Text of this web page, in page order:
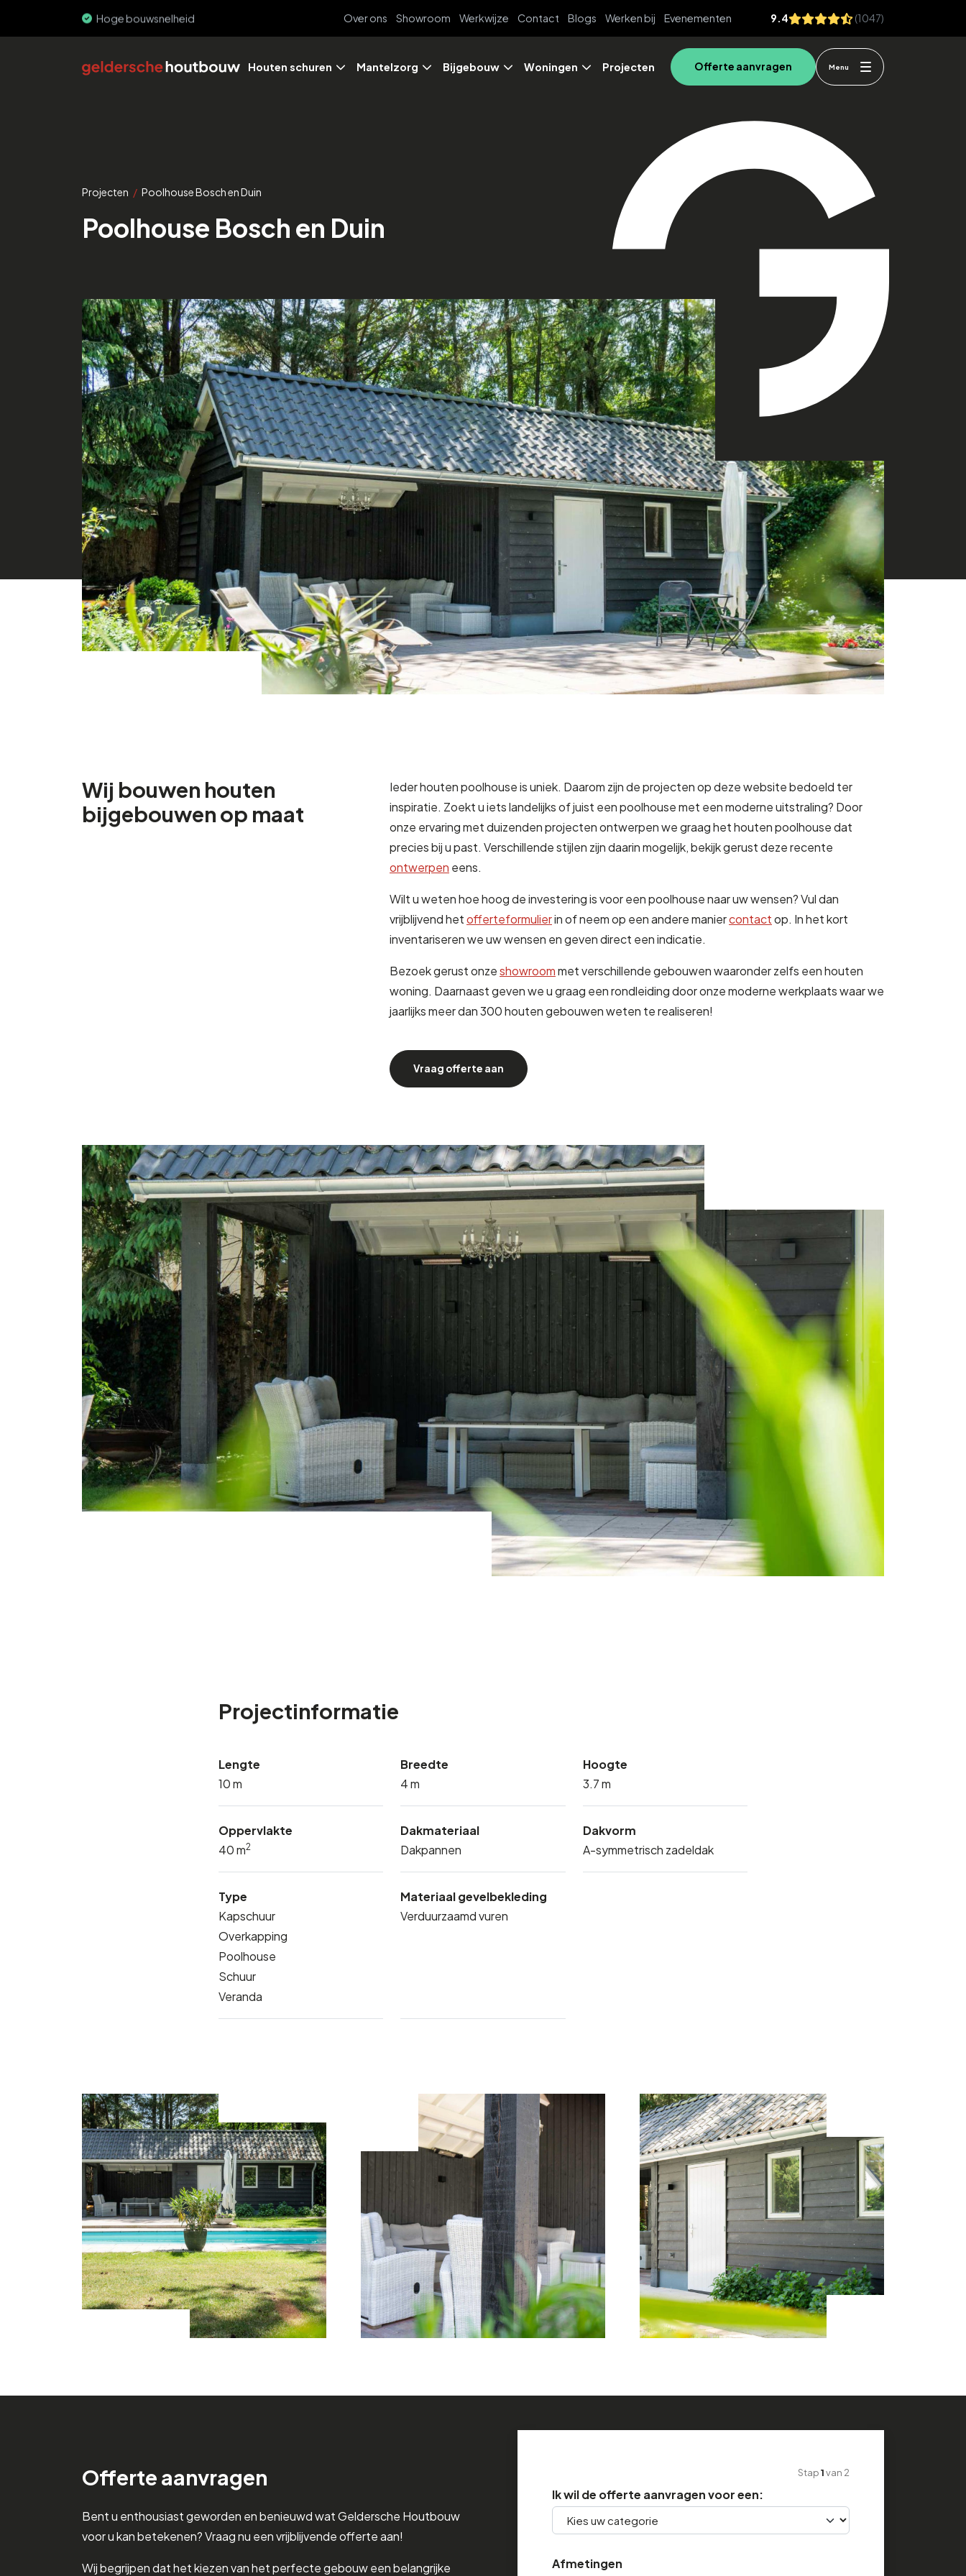
PEFC & FSC Over ons Showroom Werkwijze Contact Blogs Werken bij Evenementen 9.4 (1047)
Houten schuren Mantelzorg Bijgebouw Woningen Projecten Menu
Offerte aanvragen
Projecten / Poolhouse Bosch en Duin
Poolhouse Bosch en Duin
Wij bouwen houten
bijgebouwen op maat
Ieder houten poolhouse is uniek. Daarom zijn de projecten op deze website bedoeld ter
inspiratie. Zoekt u iets landelijks of juist een poolhouse met een moderne uitstraling? Door
onze ervaring met duizenden projecten ontwerpen we graag het houten poolhouse dat
precies bij u past. Verschillende stijlen zijn daarin mogelijk, bekijk gerust deze recente
ontwerpen eens.
Wilt u weten hoe hoog de investering is voor een poolhouse naar uw wensen? Vul dan
vrijblijvend hetofferteformulierin of neem op een andere maniercontactop. In het kort
inventariseren we uw wensen en geven direct een indicatie.
Bezoek gerust onzeshowroommet verschillende gebouwen waaronder zelfs een houten
woning. Daarnaast geven we u graag een rondleiding door onze moderne werkplaats waar we
jaarlijks meer dan 300 houten gebouwen weten te realiseren!
Vraag offerte aan
Projectinformatie
Lengte
10 m
Breedte
4 m
Hoogte
3.7 m
Oppervlakte
40 m2
Dakmateriaal
Dakpannen
Dakvorm
A-symmetrisch zadeldak
Type
Kapschuur
Overkapping
Poolhouse
Schuur
Veranda
Materiaal gevelbekleding
Verduurzaamd vuren
Offerte aanvragen
Bent u enthousiast geworden en benieuwd wat Geldersche Houtbouw
voor u kan betekenen? Vraag nu een vrijblijvende offerte aan!
Wij begrijpen dat het kiezen van het perfecte gebouw een belangrijke
Stap1van 2
Ik wil de offerte aanvragen voor een:
Afmetingen